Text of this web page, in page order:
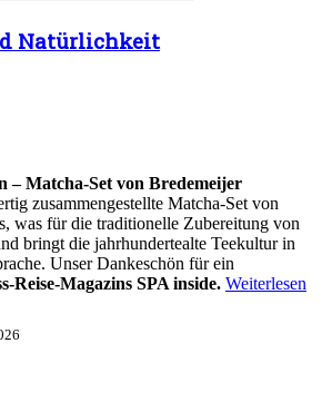
Natürlichkeit
– Matcha-Set von Bredemeijer
zusammengestellte Matcha-Set von
was für die traditionelle Zubereitung von
bringt die jahrhundertealte Teekultur in
Unser Dankeschön für ein
Reise-Magazins SPA inside. Weiterlesen